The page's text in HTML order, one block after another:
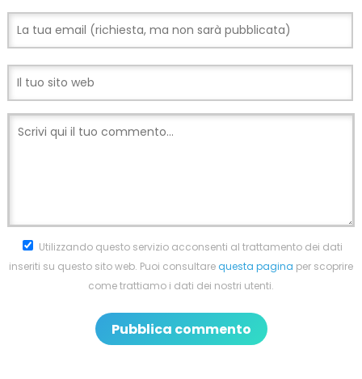
Utilizzando questo servizio acconsenti al trattamento dei dati
inseriti su questo sito web. Puoi consultarequesta pagina per scoprire
come trattiamo i dati dei nostri utenti.